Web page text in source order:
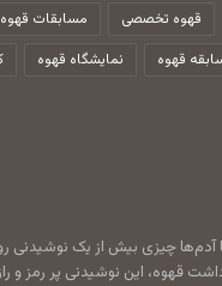
قهوه تخصصی
مسابقات قهوه
قهوه نمایشگاه قهوه
آدم‌ها چیزی بیش از یک نوشیدنی
قهوه، این نوشیدنی پر رمز و راز.